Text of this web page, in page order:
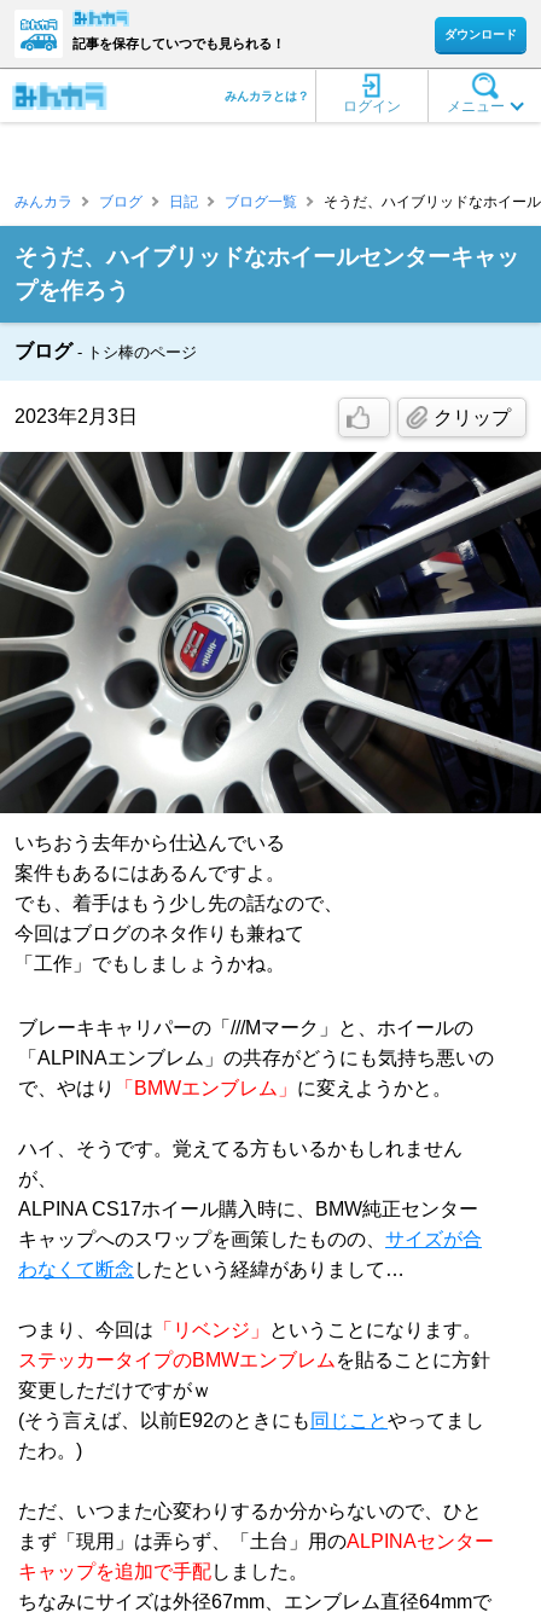
記事を保存していつでも見られる！
ダウンロード
メニュー
ログイン
みんカラとは？
みんカラ ブログ 日記 ブログ一覧 そうだ、ハイブリッドなホイー
そうだ、ハイブリッドなホイールセンターキャッ
プを作ろう
ブログ トシ棒のページ
2023年2月3日 クリップ
いちおう去年から仕込んでいる
案件もあるにはあるんですよ。
でも、着手はもう少し先の話なので、
今回はブログのネタ作りも兼ねて
「工作」でもしましょうかね。
ブレーキキャリパーの「///Mマーク」と、ホイールの
「ALPINAエンブレム」の共存がどうにも気持ち悪いの
で、やはり
「BMWエンブレム」 に変えようかと。
ハイ、そうです。覚えてる方もいるかもしれません
が、
ALPINA CS17ホイール購入時に、BMW純正センター
キャップへのスワップを画策したものの、 サイズが合
わなくて断念 したという経緯がありまして…
つまり、今回は 「リベンジ」
ということになります。
ステッカータイプのBMWエンブレム を貼ることに方針
変更しただけですがｗ
(そう言えば、以前E92のときにも 同じことやってまし
たわ。)
ただ、いつまた心変わりするか分からないので、ひと
まず「現用」は弄らず、「土台」用のALPINAセンター
キャップを追加で手配しました。
ちなみにサイズは外径67mm、エンブレム直径64mmで